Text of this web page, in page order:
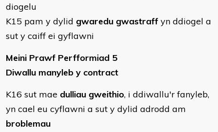
diogelu
K15 pam y dylid gwaredu gwastraff yn ddiogel a
sut y caiff ei gyflawni
Meini Prawf Perfformiad 5
Diwallu manyleb y contract
K16 sut mae dulliau gweithio, i ddiwallu'r fanyleb,
yn cael eu cyflawni a sut y dylid adrodd am
broblemau